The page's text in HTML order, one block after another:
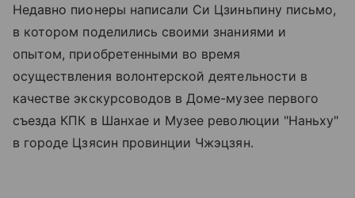
Недавно пионеры написали Си Цзиньпину письмо,
в котором поделились своими знаниями и
опытом, приобретенными во время
осуществления волонтерской деятельности в
качестве экскурсоводов в Доме-музее первого
съезда КПК в Шанхае и Музее революции "Наньху"
в городе Цзясин провинции Чжэцзян.